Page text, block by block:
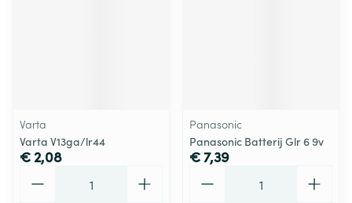
Varta
Varta V13ga/lr44
€ 2,08
Panasonic
Panasonic Batterij Glr 6 9v
€ 7,39